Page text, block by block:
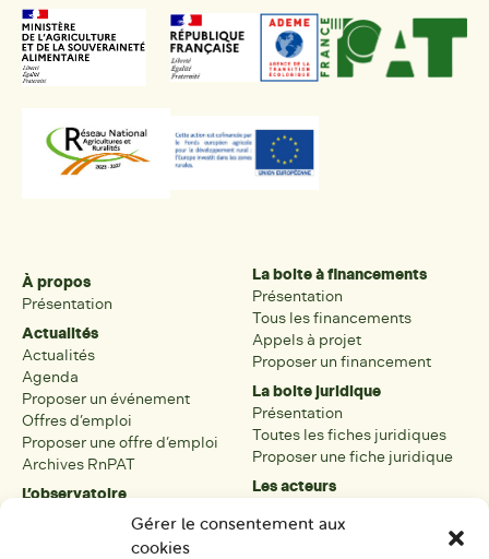
Gérer le consentement aux
cookies
À propos
Présentation
Actualités
Actualités
Agenda
Proposer un événement
Offres d’emploi
Proposer une offre d’emploi
Archives RnPAT
L’observatoire
Présentation de l’observatoire
La boite à financements
Présentation
Tous les financements
Appels à projet
Proposer un financement
La boite juridique
Présentation
Toutes les fiches juridiques
Proposer une fiche juridique
Les acteurs
Tous les acteurs